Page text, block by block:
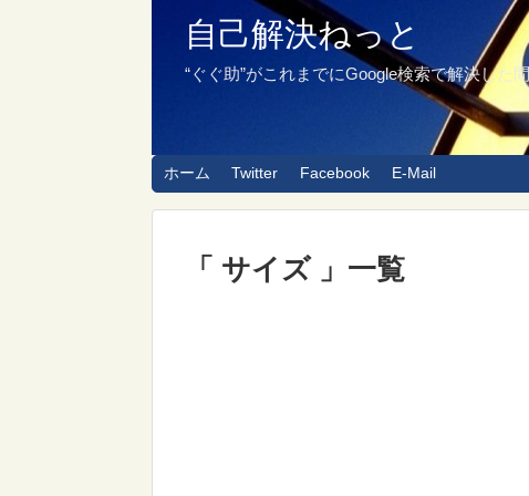
自己解決ねっと
“ぐぐ助”がこれまでにGoogle検索で解決し
ホーム Twitter Facebook E-Mail
「 サイズ 」一覧